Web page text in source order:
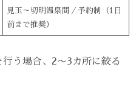
見玉～切明温泉間／予約制（1日
前まで推奨）
う場合、2〜3カ所に絞る